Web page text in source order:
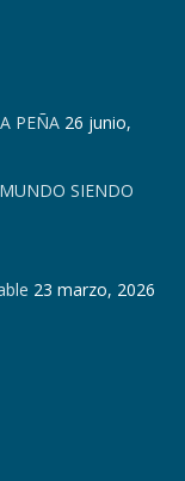
PEÑA 26 junio,
SIENDO
23 marzo, 2026